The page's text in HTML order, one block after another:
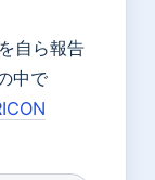
自ら報告
中で